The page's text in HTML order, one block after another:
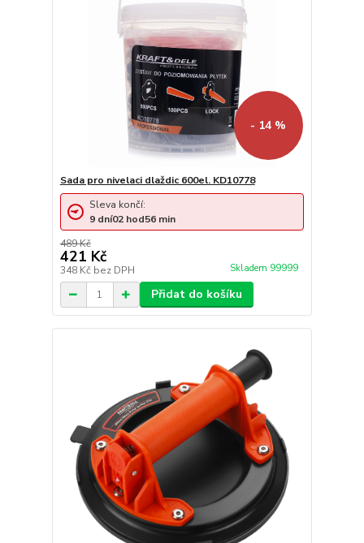
- 14 %
Sada pro nivelaci dlaždic 600el. KD10778
489 Kč
421 Kč
348 Kč bez DPH Skladem 99999
Sleva končí:
9 dní02 hod56 min
Přidat do košíku